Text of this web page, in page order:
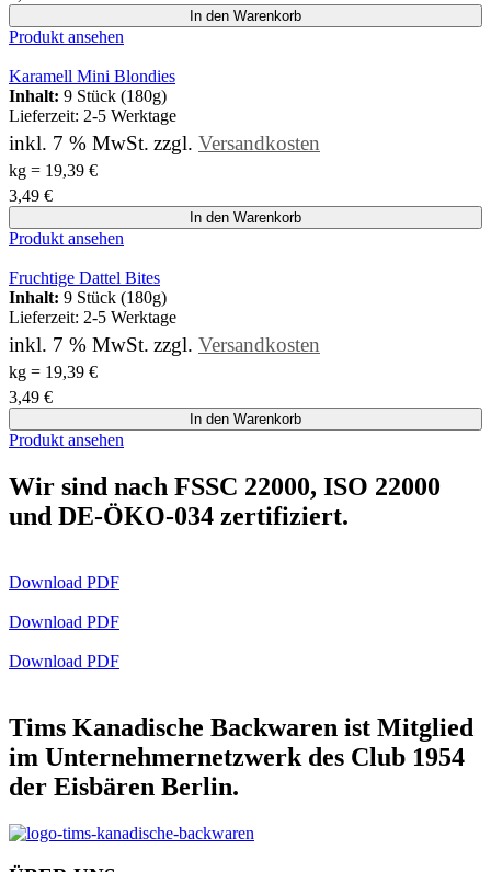
In den Warenkorb
Produkt ansehen
Karamell Mini Blondies
Inhalt: 9 Stück (180g)
Lieferzeit: 2-5 Werktage
inkl. 7 % MwSt. zzgl. Versandkosten
kg = 19,39 €
3,49 €
In den Warenkorb
Produkt ansehen
Fruchtige Dattel Bites
Inhalt: 9 Stück (180g)
Lieferzeit: 2-5 Werktage
inkl. 7 % MwSt. zzgl. Versandkosten
kg = 19,39 €
3,49 €
In den Warenkorb
Produkt ansehen
Wir sind nach FSSC 22000, ISO 22000
und DE-ÖKO-034 zertifiziert.
Download PDF
Download PDF
Download PDF
Tims Kanadische Backwaren ist Mitglied
im Unternehmernetzwerk des Club 1954
der Eisbären Berlin.